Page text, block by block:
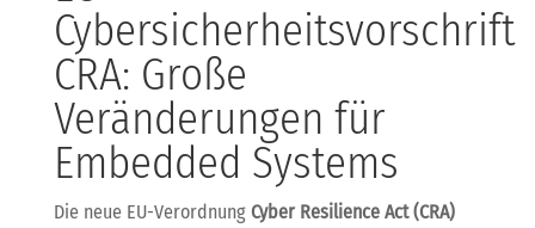
Cybersicherheitsvorschrift
CRA: Große
Veränderungen für
Embedded Systems
Die neue EU-Verordnung Cyber Resilience Act (CRA)